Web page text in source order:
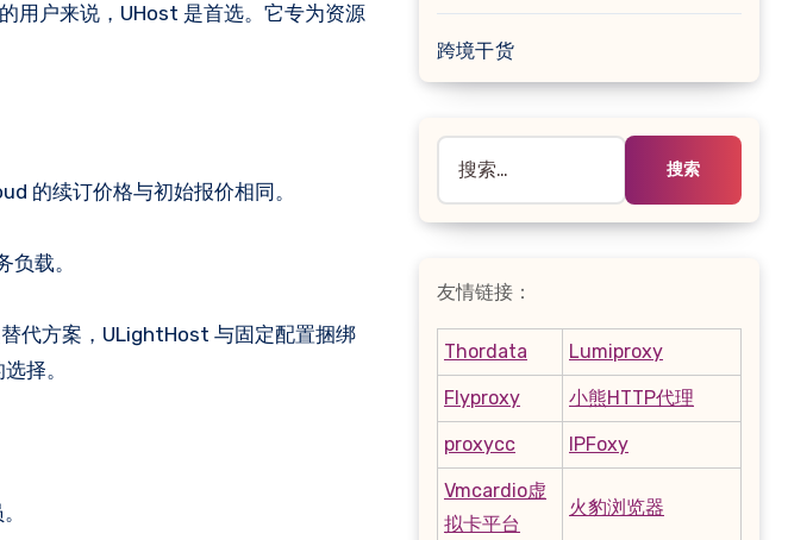
用户来说，UHost 是首选。它专为资源
的续订价格与初始报价相同。
载。
代方案，ULightHost 与固定配置捆绑
择。
跨境干货
索：
友情链接：
Thordata Lumiproxy
Flyproxy 小熊HTTP代理
proxycc IPFoxy
Vmcardio虚
拟卡平台
火豹浏览器